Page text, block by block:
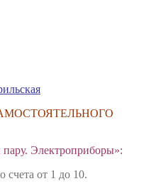
Электроприборы»:
счета от 1 до 10.